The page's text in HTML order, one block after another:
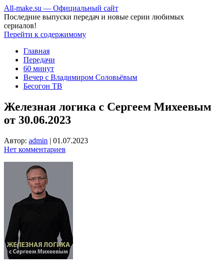
All-make.su — Официальный сайт
Последние выпуски передач и новые серии любимых
сериалов!
Перейти к содержимому
Главная
Передачи
60 минут
Вечер с Владимиром Соловьёвым
Бесогон ТВ
Железная логика с Сергеем Михеевым
от 30.06.2023
Автор: admin | 01.07.2023
Нет комментариев